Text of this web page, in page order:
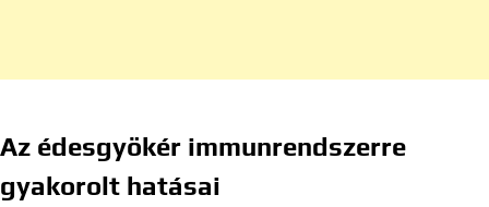
Az édesgyökér immunrendszerre
gyakorolt hatásai